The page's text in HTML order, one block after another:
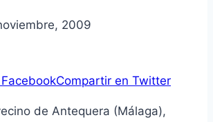
2009
Compartir en Twitter
de Antequera (Málaga),